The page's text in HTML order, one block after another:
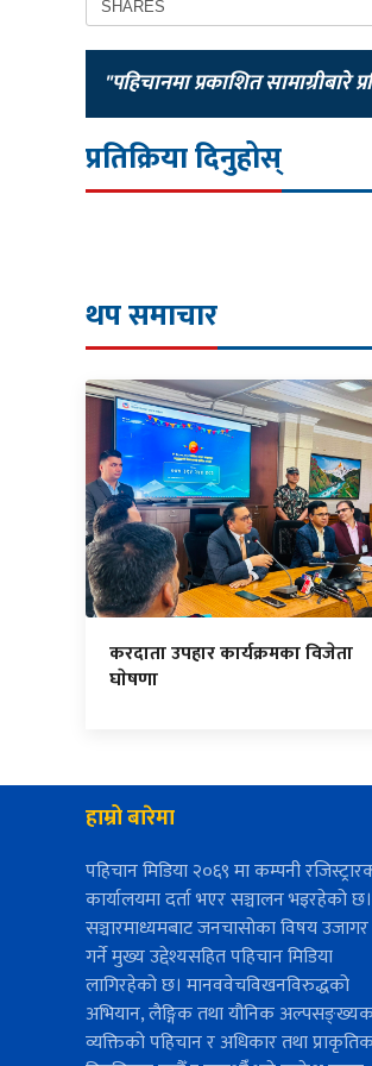
SHARES
"पहिचानमा प्रकाशित
प्रतिक्रिया दिनुहोस्
थप समाचार
करदाता उपहार कार्यक्रमका विजेता
घाेषणा
हाम्रो बारेमा
पहिचान मिडिया २०६९ मा कम्पनी
कार्यालयमा दर्ता भएर सञ्चालन भइरहेको छ।
सञ्चारमाध्यमबाट जनचासोका विषय उजागर
गर्ने मुख्य उद्देश्यसहित पहिचान मिडिया
लागिरहेको छ। मानववेचविखनविरुद्धको
अभियान, लैङ्गिक तथा यौनिक
व्यक्तिको पहिचान र अधिकार तथा